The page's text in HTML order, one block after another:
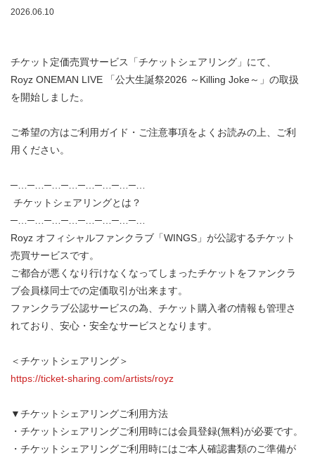
2026.06.10
チケット定価売買サービス「チケットシェアリング」にて、
Royz ONEMAN LIVE 「公大生誕祭2026 ～Killing Joke～」の取扱
を開始しました。
ご希望の方はご利用ガイド・ご注意事項をよくお読みの上、ご利
用ください。
─…─…─…─…─…─…─…─…
チケットシェアリングとは？
─…─…─…─…─…─…─…─…
Royz オフィシャルファンクラブ「WINGS」が公認するチケット
売買サービスです。
ご都合が悪くなり行けなくなってしまったチケットをファンクラ
ブ会員様同士での定価取引が出来ます。
ファンクラブ公認サービスの為、チケット購入者の情報も管理さ
れており、安心・安全なサービスとなります。
＜チケットシェアリング＞
https://ticket-sharing.com/artists/royz
▼チケットシェアリングご利用方法
・チケットシェアリングご利用時には会員登録(無料)が必要です。
・チケットシェアリングご利用時にはご本人確認書類のご準備が